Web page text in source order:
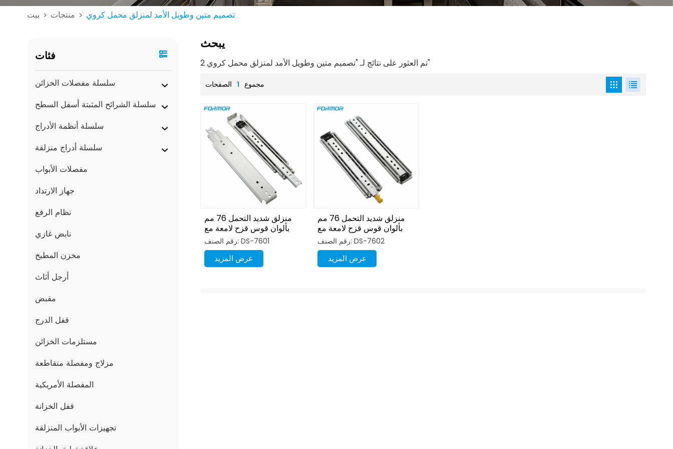
بيت > منتجات > تصميم متين وطويل الأمد لمنزلق محمل كروي
فئات
سلسلة مفصلات الخزائن
سلسلة الشرائح المثبتة أسفل السطح
سلسلة أنظمة الأدراج
سلسلة أدراج منزلقة
مفصلات الأبواب
جهاز الارتداد
نظام الرفع
نابض غازي
مخزن المطبخ
أرجل أثاث
مقبض
قفل الدرج
مستلزمات الخزائن
مزلاج ومفصلة متقاطعة
المفصلة الأمريكية
قفل الخزانة
تجهيزات الأبواب المنزلقة
يبحث
2 تم العثور على نتائج لـ "تصميم متين وطويل الأمد لمنزلق محمل كروي"
مجموع 1 الصفحات
منزلق شديد التحمل 76 مم
بألوان قوس قزح لامعة مع
قفل
رقم الصنف: DS-7601
عرض المزيد
منزلق شديد التحمل 76 مم
بألوان قوس قزح لامعة مع
قفل
رقم الصنف: DS-7602
عرض المزيد